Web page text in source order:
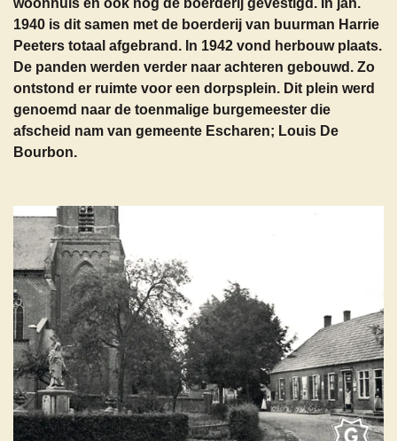
woonhuis en ook nog de boerderij gevestigd. In jan.
1940 is dit samen met de boerderij van buurman Harrie
Peeters totaal afgebrand. In 1942 vond herbouw plaats.
De panden werden verder naar achteren gebouwd. Zo
ontstond er ruimte voor een dorpsplein. Dit plein werd
genoemd naar de toenmalige burgemeester die
afscheid nam van gemeente Escharen; Louis De
Bourbon.